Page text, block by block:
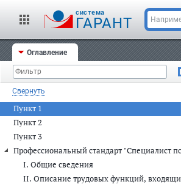
cистема
ГАРАНТ
Оглавление
Свернуть
Пункт 1
Пункт 2
Пункт 3
Профессиональный стандарт "Специалист
I. Общие сведения
II. Описание трудовых функций,